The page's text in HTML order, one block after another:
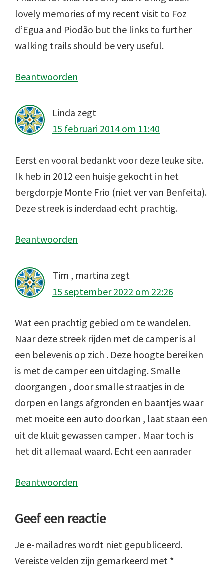
lovely memories of my recent visit to Foz
d’Egua and Piodão but the links to further
walking trails should be very useful.
Beantwoorden
Linda zegt
15 februari 2014 om 11:40
Eerst en vooral bedankt voor deze leuke site.
Ik heb in 2012 een huisje gekocht in het
bergdorpje Monte Frio (niet ver van Benfeita).
Deze streek is inderdaad echt prachtig.
Beantwoorden
Tim , martina zegt
15 september 2022 om 22:26
Wat een prachtig gebied om te wandelen.
Naar deze streek rijden met de camper is al
een belevenis op zich . Deze hoogte bereiken
is met de camper een uitdaging. Smalle
doorgangen , door smalle straatjes in de
dorpen en langs afgronden en baantjes waar
met moeite een auto doorkan , laat staan een
uit de kluit gewassen camper . Maar toch is
het dit allemaal waard. Echt een aanrader
Beantwoorden
Geef een reactie
Je e-mailadres wordt niet gepubliceerd.
Vereiste velden zijn gemarkeerd met *